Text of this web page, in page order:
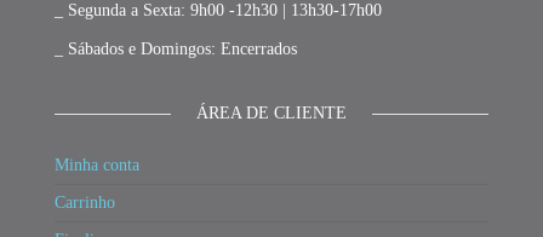
_ Segunda a Sexta: 9h00 -12h30 | 13h30-17h00
_ Sábados e Domingos: Encerrados
ÁREA DE CLIENTE
Minha conta
Carrinho